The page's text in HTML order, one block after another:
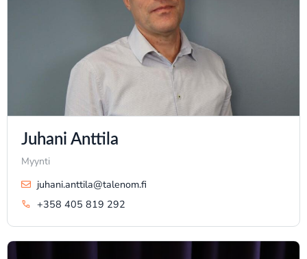
Juhani Anttila
Myynti
juhani.anttila@talenom.fi
+358 405 819 292